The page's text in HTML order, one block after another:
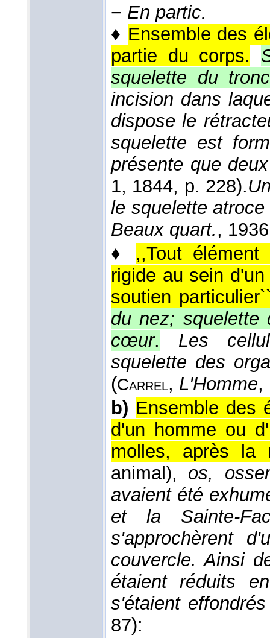
− En partic.
♦ Ensemble des
partie du corps.
squelette du tronc
incision dans
dispose le
squelette est
présente que
1, 1844, p. 228).
le squelette
Beaux quart., 1936
♦ ,,Tout
rigide au sein
soutien
du nez; squelette
cœur.
Les
squelette des
(Carrel, L'Homme,
b) Ensemble des
d'un homme ou
molles, après la
animal), os,
avaient été
et la Sainte-
s'approchèrent
couvercle. Ainsi
étaient réduits
s'étaient effondrés
87):